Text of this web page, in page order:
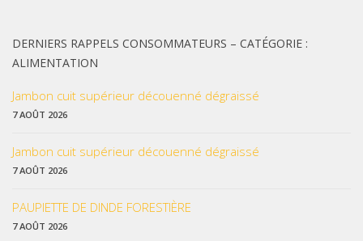
DERNIERS RAPPELS CONSOMMATEURS – CATÉGORIE :
ALIMENTATION
Jambon cuit supérieur découenné dégraissé
7 AOÛT 2026
Jambon cuit supérieur découenné dégraissé
7 AOÛT 2026
PAUPIETTE DE DINDE FORESTIÈRE
7 AOÛT 2026